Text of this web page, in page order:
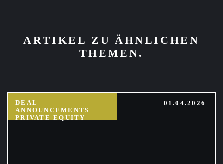
ARTIKEL ZU ÄHNLICHEN
THEMEN.
DEAL
ANNOUNCEMENTS
PRIVATE EQUITY
01.04.2026